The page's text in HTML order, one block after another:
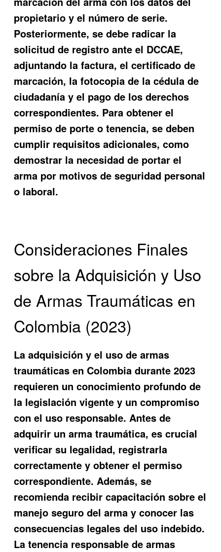
propietario y el número de serie.
Posteriormente, se debe radicar la
solicitud de registro ante el DCCAE,
adjuntando la factura, el certificado de
marcación, la fotocopia de la cédula de
ciudadanía y el pago de los derechos
correspondientes. Para obtener el
permiso de porte o tenencia, se deben
cumplir requisitos adicionales, como
demostrar la necesidad de portar el
arma por motivos de seguridad personal
o laboral.
Consideraciones Finales
sobre la Adquisición y Uso
de Armas Traumáticas en
Colombia (2023)
La adquisición y el uso de armas
traumáticas en Colombia durante 2023
requieren un conocimiento profundo de
la legislación vigente y un compromiso
con el uso responsable. Antes de
adquirir un arma traumática, es crucial
verificar su legalidad, registrarla
correctamente y obtener el permiso
correspondiente. Además, se
recomienda recibir capacitación sobre el
manejo seguro del arma y conocer las
consecuencias legales del uso indebido.
La tenencia responsable de armas